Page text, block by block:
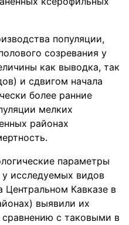
популяции,
созревания у
как выводка, так
и сдвигом начала
более ранние
мелких
районах
параметры
у исследуемых видов
Кавказе в
выявили их
с таковыми в